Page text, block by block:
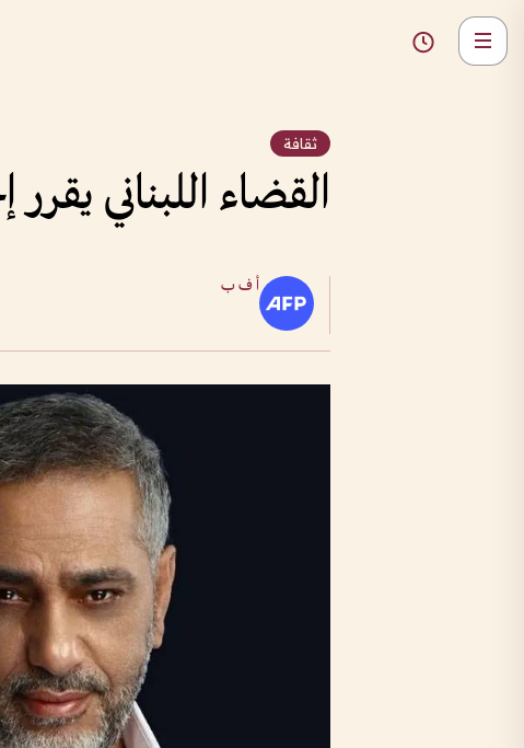
ثقافة
القضاء اللبناني
أ ف ب